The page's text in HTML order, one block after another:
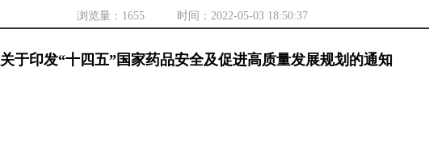
浏览量： 1655 时间：2022-05-03 18:50:37
关于印发“十四五”国家药品安全及促进高质量发展规划的通知